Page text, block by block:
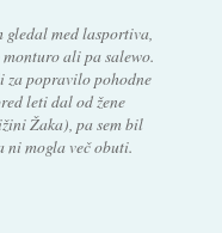
gledal med lasportiva,
ali pa salewo.
popravilo pohodne
leti dal od žene
Žaka), pa sem bil
ni mogla več obuti.